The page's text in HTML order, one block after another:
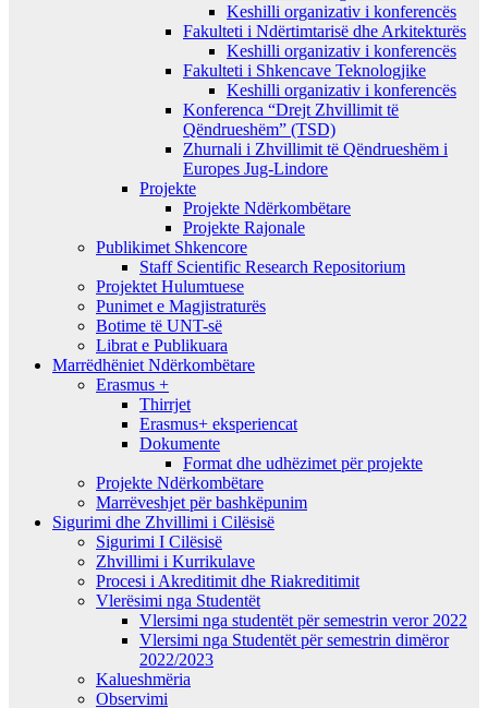
Keshilli organizativ i konferencës
Fakulteti i Ndërtimtarisë dhe Arkitekturës
Keshilli organizativ i konferencës
Fakulteti i Shkencave Teknologjike
Keshilli organizativ i konferencës
Konferenca “Drejt Zhvillimit të
Qëndrueshëm” (TSD)
Zhurnali i Zhvillimit të Qëndrueshëm i
Europes Jug-Lindore
Projekte
Projekte Ndërkombëtare
Projekte Rajonale
Publikimet Shkencore
Staff Scientific Research Repositorium
Projektet Hulumtuese
Punimet e Magjistraturës
Botime të UNT-së
Librat e Publikuara
Marrëdhëniet Ndërkombëtare
Erasmus +
Thirrjet
Erasmus+ eksperiencat
Dokumente
Format dhe udhëzimet për projekte
Projekte Ndërkombëtare
Marrëveshjet për bashkëpunim
Sigurimi dhe Zhvillimi i Cilësisë
Sigurimi I Cilësisë
Zhvillimi i Kurrikulave
Procesi i Akreditimit dhe Riakreditimit
Vlerësimi nga Studentët
Vlersimi nga studentët për semestrin veror 2022
Vlersimi nga Studentët për semestrin dimëror
2022/2023
Kalueshmëria
Observimi